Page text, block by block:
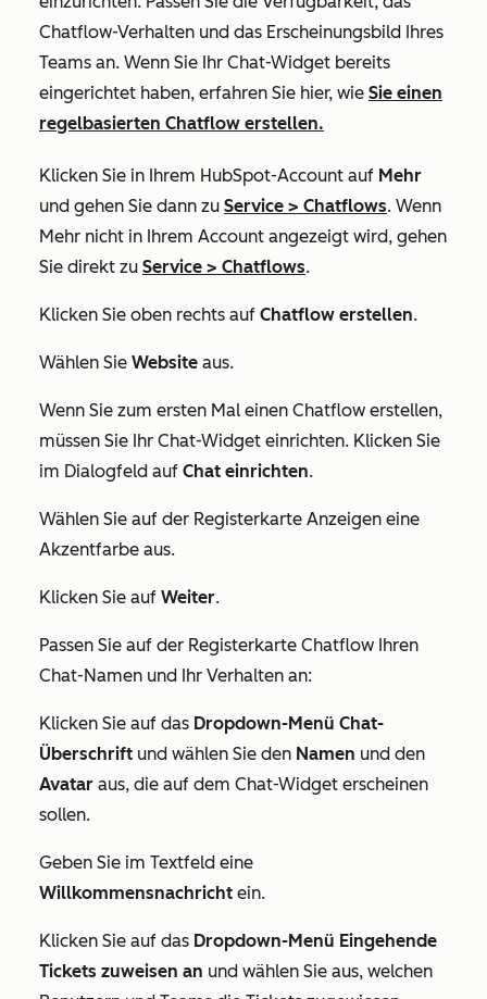
Chatflow-Verhalten und das Erscheinungsbild Ihres
Teams an. Wenn Sie Ihr Chat-Widget bereits
eingerichtet haben, erfahren Sie hier, wie Sie einen
regelbasierten Chatflow erstellen.
Klicken Sie in Ihrem HubSpot-Account auf Mehr
und gehen Sie dann zu Service > Chatflows. Wenn
Mehr nicht in Ihrem Account angezeigt wird, gehen
Sie direkt zu Service > Chatflows.
Klicken Sie oben rechts auf Chatflow erstellen.
Wählen Sie Website aus.
Wenn Sie zum ersten Mal einen Chatflow erstellen,
müssen Sie Ihr Chat-Widget einrichten. Klicken Sie
im Dialogfeld auf Chat einrichten.
Wählen Sie auf der Registerkarte Anzeigen eine
Akzentfarbe aus.
Klicken Sie auf Weiter.
Passen Sie auf der Registerkarte Chatflow Ihren
Chat-Namen und Ihr Verhalten an:
Klicken Sie auf das Dropdown-Menü Chat-
Überschrift und wählen Sie den Namen und den
Avatar aus, die auf dem Chat-Widget erscheinen
sollen.
Geben Sie im Textfeld eine
Willkommensnachricht ein.
Klicken Sie auf das Dropdown-Menü Eingehende
Tickets zuweisen an und wählen Sie aus, welchen